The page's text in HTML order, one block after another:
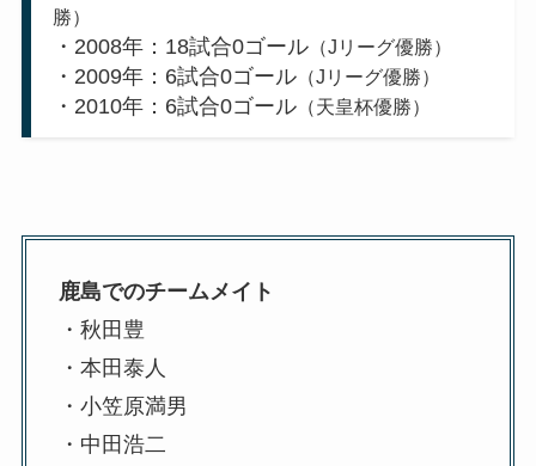
勝）
・2008年：18試合0ゴール（Jリーグ優勝）
・2009年：6試合0ゴール（Jリーグ優勝）
・2010年：6試合0ゴール（天皇杯優勝）
鹿島でのチームメイト
・秋田豊
・本田泰人
・小笠原満男
・中田浩二